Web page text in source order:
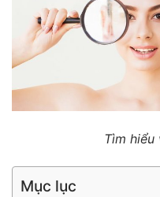
Tìm hiểu
Mục lục